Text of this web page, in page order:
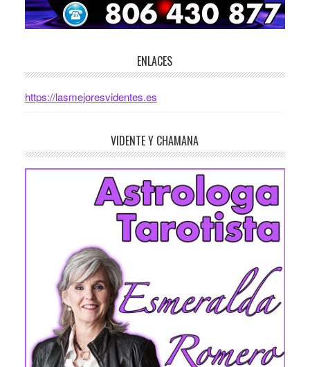
ENLACES
https://lasmejoresvidentes.es
VIDENTE Y CHAMANA